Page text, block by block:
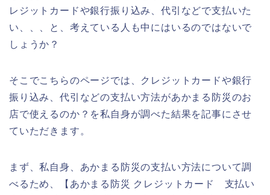
レジットカードや銀行振り込み、代引などで支払いた
い、、、と、考えている人も中にはいるのではないで
しょうか？
そこでこちらのページでは、クレジットカードや銀行
振り込み、代引などの支払い方法があかまる防災のお
店で使えるのか？を私自身が調べた結果を記事にさせ
ていただきます。
まず、私自身、あかまる防災の支払い方法について調
べるため、【あかまる防災 クレジットカード 支払い